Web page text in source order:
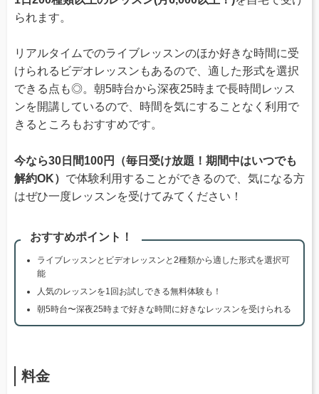
られます。
リアルタイムでのライブレッスンのほか好きな時間に受
けられるビデオレッスンもあるので、適した形式を選択
できる点も◎。朝5時台から深夜25時まで長時間レッス
ンを開講しているので、時間を気にすることなく利用で
きるところもおすすめです。
今なら30日間100円（毎日受け放題！期間中はいつでも
解約OK） で体験利用することができるので、気になる方
はぜひ一度レッスンを受けてみてください！
おすすめポイント！
ライブレッスンとビデオレッスンと2種類から適した形式を選択可
能
人気のレッスンを1回お試しできる無料体験も！
朝5時台〜深夜25時まで好きな時間に好きなレッスンを受けられる
料金